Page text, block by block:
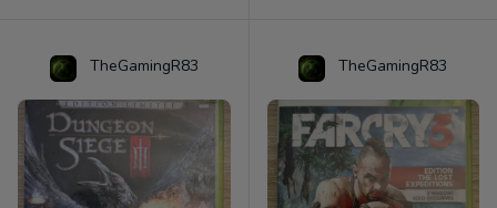
TheGamingR83 TheGamingR83